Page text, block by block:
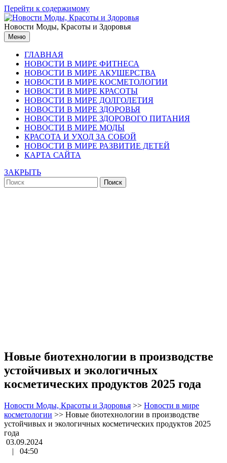
Перейти к содержимому
Новости Моды, Красоты и Здоровья
Меню
ГЛАВНАЯ
НОВОСТИ В МИРЕ ФИТНЕСА
НОВОСТИ В МИРЕ АКУШЕРСТВА
НОВОСТИ В МИРЕ КОСМЕТОЛОГИИ
НОВОСТИ В МИРЕ КРАСОТЫ
НОВОСТИ В МИРЕ ДОЛГОЛЕТИЯ
НОВОСТИ В МИРЕ ЗДОРОВЬЯ
НОВОСТИ В МИРЕ ЗДОРОВОГО ПИТАНИЯ
НОВОСТИ В МИРЕ МОДЫ
КРАСОТА И УХОД ЗА СОБОЙ
НОВОСТИ В МИРЕ РАЗВИТИЕ ДЕТЕЙ
КАРТА САЙТА
ЗАКРЫТЬ
Новые биотехнологии в производстве
устойчивых и экологичных
косметических продуктов 2025 года
Новости Моды, Красоты и Здоровья >> Новости в мире
косметологии >> Новые биотехнологии в производстве
устойчивых и экологичных косметических продуктов 2025
года
03.09.2024
|
04:50